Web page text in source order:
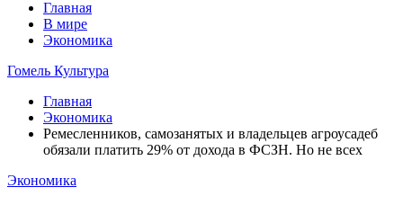
Главная
В мире
Экономика
Гомель Культура
Главная
Экономика
Ремесленников, самозанятых и владельцев агроусадеб
обязали платить 29% от дохода в ФСЗН. Но не всех
Экономика